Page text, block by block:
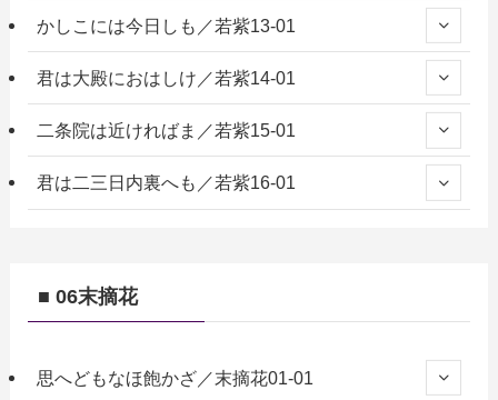
かしこには今日しも／若紫13-01
君は大殿におはしけ／若紫14-01
二条院は近ければま／若紫15-01
君は二三日内裏へも／若紫16-01
■ 06末摘花
思へどもなほ飽かざ／末摘花01-01